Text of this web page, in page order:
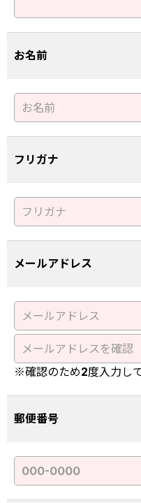
お名前
フリガナ
メールアドレス
※確認のため2度入力し
郵便番号